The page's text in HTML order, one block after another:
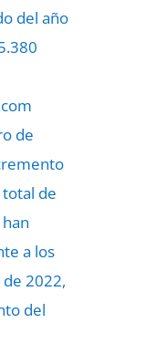
del año
de
de
a los
2022,
del